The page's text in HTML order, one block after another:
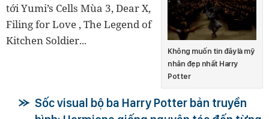
Không muốn tin đây là mỹ
nhân đẹp nhất Harry
Potter
tới Yumi’s Cells Mùa 3, Dear X,
Filing for Love ,The Legend of
Kitchen Soldier...
Sốc visual bộ ba Harry Potter bản truyền